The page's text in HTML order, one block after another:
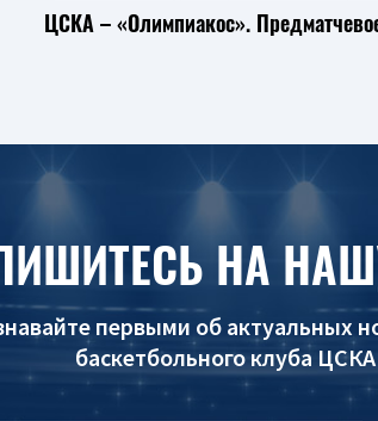
ЦСКА – «Олимпиакос».
НА
первыми об актуальных
баскетбольного клуба